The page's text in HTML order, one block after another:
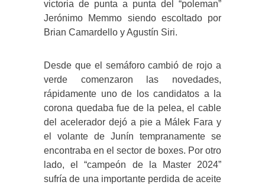
victoria de punta a punta del “poleman”
Jerónimo Memmo siendo escoltado por
Brian Camardello y Agustín Siri.
Desde que el semáforo cambió de rojo a
verde comenzaron las novedades,
rápidamente uno de los candidatos a la
corona quedaba fue de la pelea, el cable
del acelerador dejó a pie a Málek Fara y
el volante de Junín tempranamente se
encontraba en el sector de boxes. Por otro
lado, el “campeón de la Master 2024”
sufría de una importante perdida de aceite